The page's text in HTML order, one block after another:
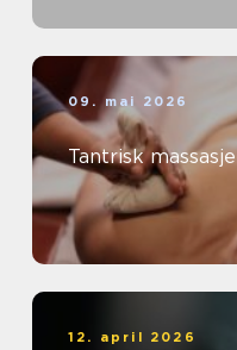
09. mai 2026
Tantrisk massasje
12. april 2026